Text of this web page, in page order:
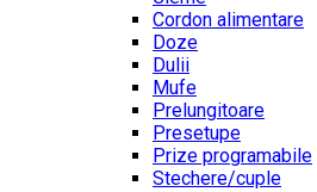
Cordon alimentare
Doze
Dulii
Mufe
Prelungitoare
Presetupe
Prize programabile
Stechere/cuple